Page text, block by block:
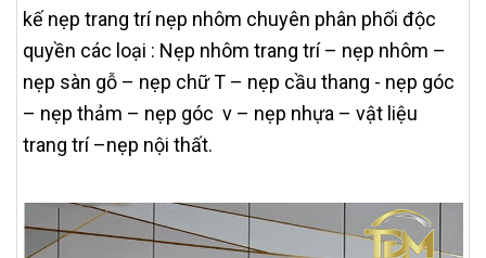
kế nẹp trang trí nẹp nhôm chuyên phân phối độc
quyền các loại : Nẹp nhôm trang trí – nẹp nhôm –
nẹp sàn gỗ – nẹp chữ T – nẹp cầu thang - nẹp góc
– nẹp thảm – nẹp góc v – nẹp nhựa – vật liệu
trang trí –nẹp nội thất.